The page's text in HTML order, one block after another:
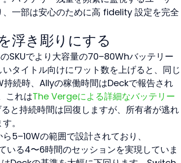
一部は安心のために高 fidelity 設定を完全
浮き彫りにする
SKUでより大容量の70–80Whバッテリー
タイトル向けにワット数を上げると、同じ
続時、Allyの稼働時間はDeckで報告され
これはThe Vergeによる詳細なバッテリー
と持続時間は回復しますが、所有者が逃れ
。
5–10Wの範囲で設計されており、
いる4〜6時間のセッションを実現していま